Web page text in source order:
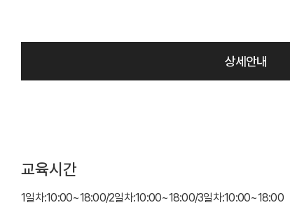
상세안내
교육시간
1일차:10:00~18:00/2일차:10:00~18:00/3일차:10:00~18:00